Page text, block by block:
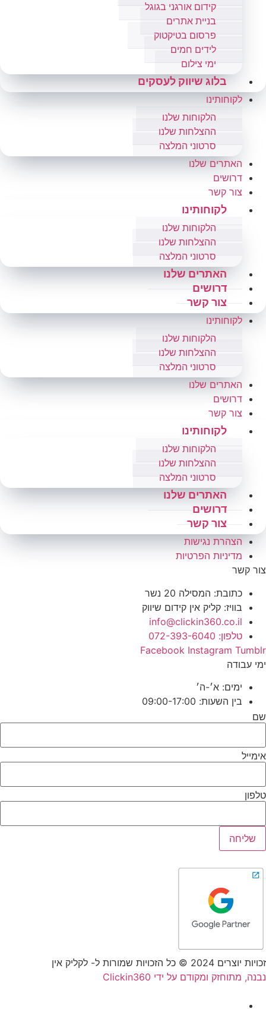
קידום אורגני בגוגל
בניית אתרים
פרסום בטיקטוק
לידים חמים
ימי צילום
בלוג שיווק לעסקים
לקוחותינו
הלקוחות שלנו
ההצלחות שלנו
סרטוני המלצה
האתרים שלנו
דרושים
צור קשר
לקוחותינו
הלקוחות שלנו
ההצלחות שלנו
סרטוני המלצה
האתרים שלנו
דרושים
צור קשר
לקוחותינו
הלקוחות שלנו
ההצלחות שלנו
סרטוני המלצה
האתרים שלנו
דרושים
צור קשר
לקוחותינו
הלקוחות שלנו
ההצלחות שלנו
סרטוני המלצה
האתרים שלנו
דרושים
צור קשר
הצהרת נגישות
מדיניות הפרטיות
צור קשר
כתובת: המסילה 20 נשר
בוויז: קליק אין קידום שיווק
info@clickin360.co.il
טלפון: 072-393-6040
Facebook Instagram Tumblr
ימי עבודה
ימים: א׳-ה׳
בין השעות: 09:00-17:00
שם
אימייל
טלפון
שליחה
זכויות יוצרים 2024 © כל הזכויות שמורות ל- לקליק אין
נבנה, מתוחזק ומקודם על ידי Clickin360